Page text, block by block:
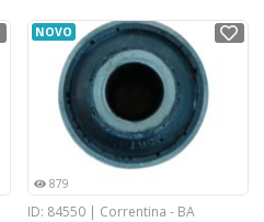
NOVO
879
ID: 84550 | Correntina - BA